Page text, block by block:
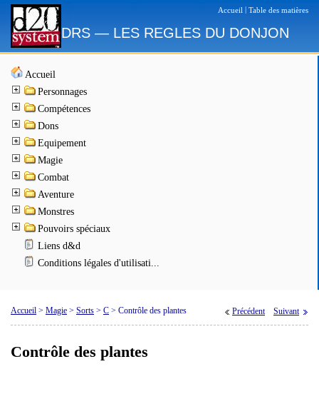
Accueil Table des matières
DRS — LES REGLES DU DONJON
Accueil
Personnages
Compétences
Dons
Equipement
Magie
Combat
Aventure
Monstres
Pouvoirs spéciaux
Liens d&d
Conditions légales d'utilisati...
Accueil > Magie > Sorts > C > Contrôle des plantes Précédent Suivant
Contrôle des plantes